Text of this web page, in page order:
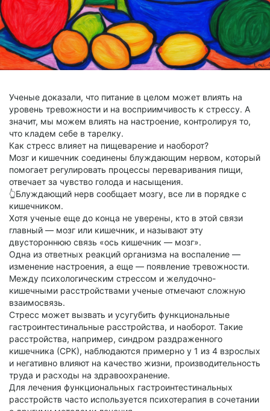
Ученые доказали, что питание в целом может влиять на
уровень тревожности и на восприимчивость к стрессу. А
значит, мы можем влиять на настроение, контролируя то,
что кладем себе в тарелку.
Как стресс влияет на пищеварение и наоборот?
Мозг и кишечник соединены блуждающим нервом, который
помогает регулировать процессы переваривания пищи,
отвечает за чувство голода и насыщения.
👆Блуждающий нерв сообщает мозгу, все ли в порядке с
кишечником.
Хотя ученые еще до конца не уверены, кто в этой связи
главный — мозг или кишечник, и называют эту
двустороннюю связь «ось кишечник — мозг».
Одна из ответных реакций организма на воспаление —
изменение настроения, а еще — появление тревожности.
Между психологическим стрессом и желудочно-
кишечными расстройствами ученые отмечают сложную
взаимосвязь.
Стресс может вызвать и усугубить функциональные
гастроинтестинальные расстройства, и наоборот. Такие
расстройства, например, синдром раздраженного
кишечника (СРК), наблюдаются примерно у 1 из 4 взрослых
и негативно влияют на качество жизни, производительность
труда и расходы на здравоохранение.
Для лечения функциональных гастроинтестинальных
расстройств часто используется психотерапия в сочетании